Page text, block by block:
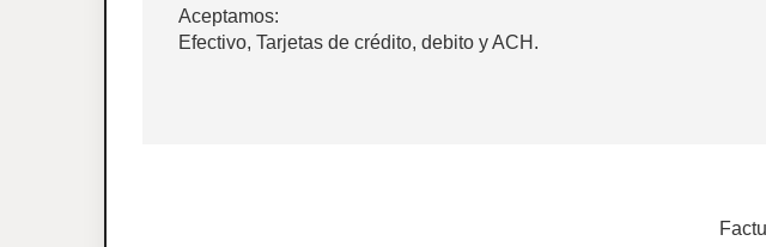
Aceptamos:
Efectivo, Tarjetas de crédito, debito y ACH.